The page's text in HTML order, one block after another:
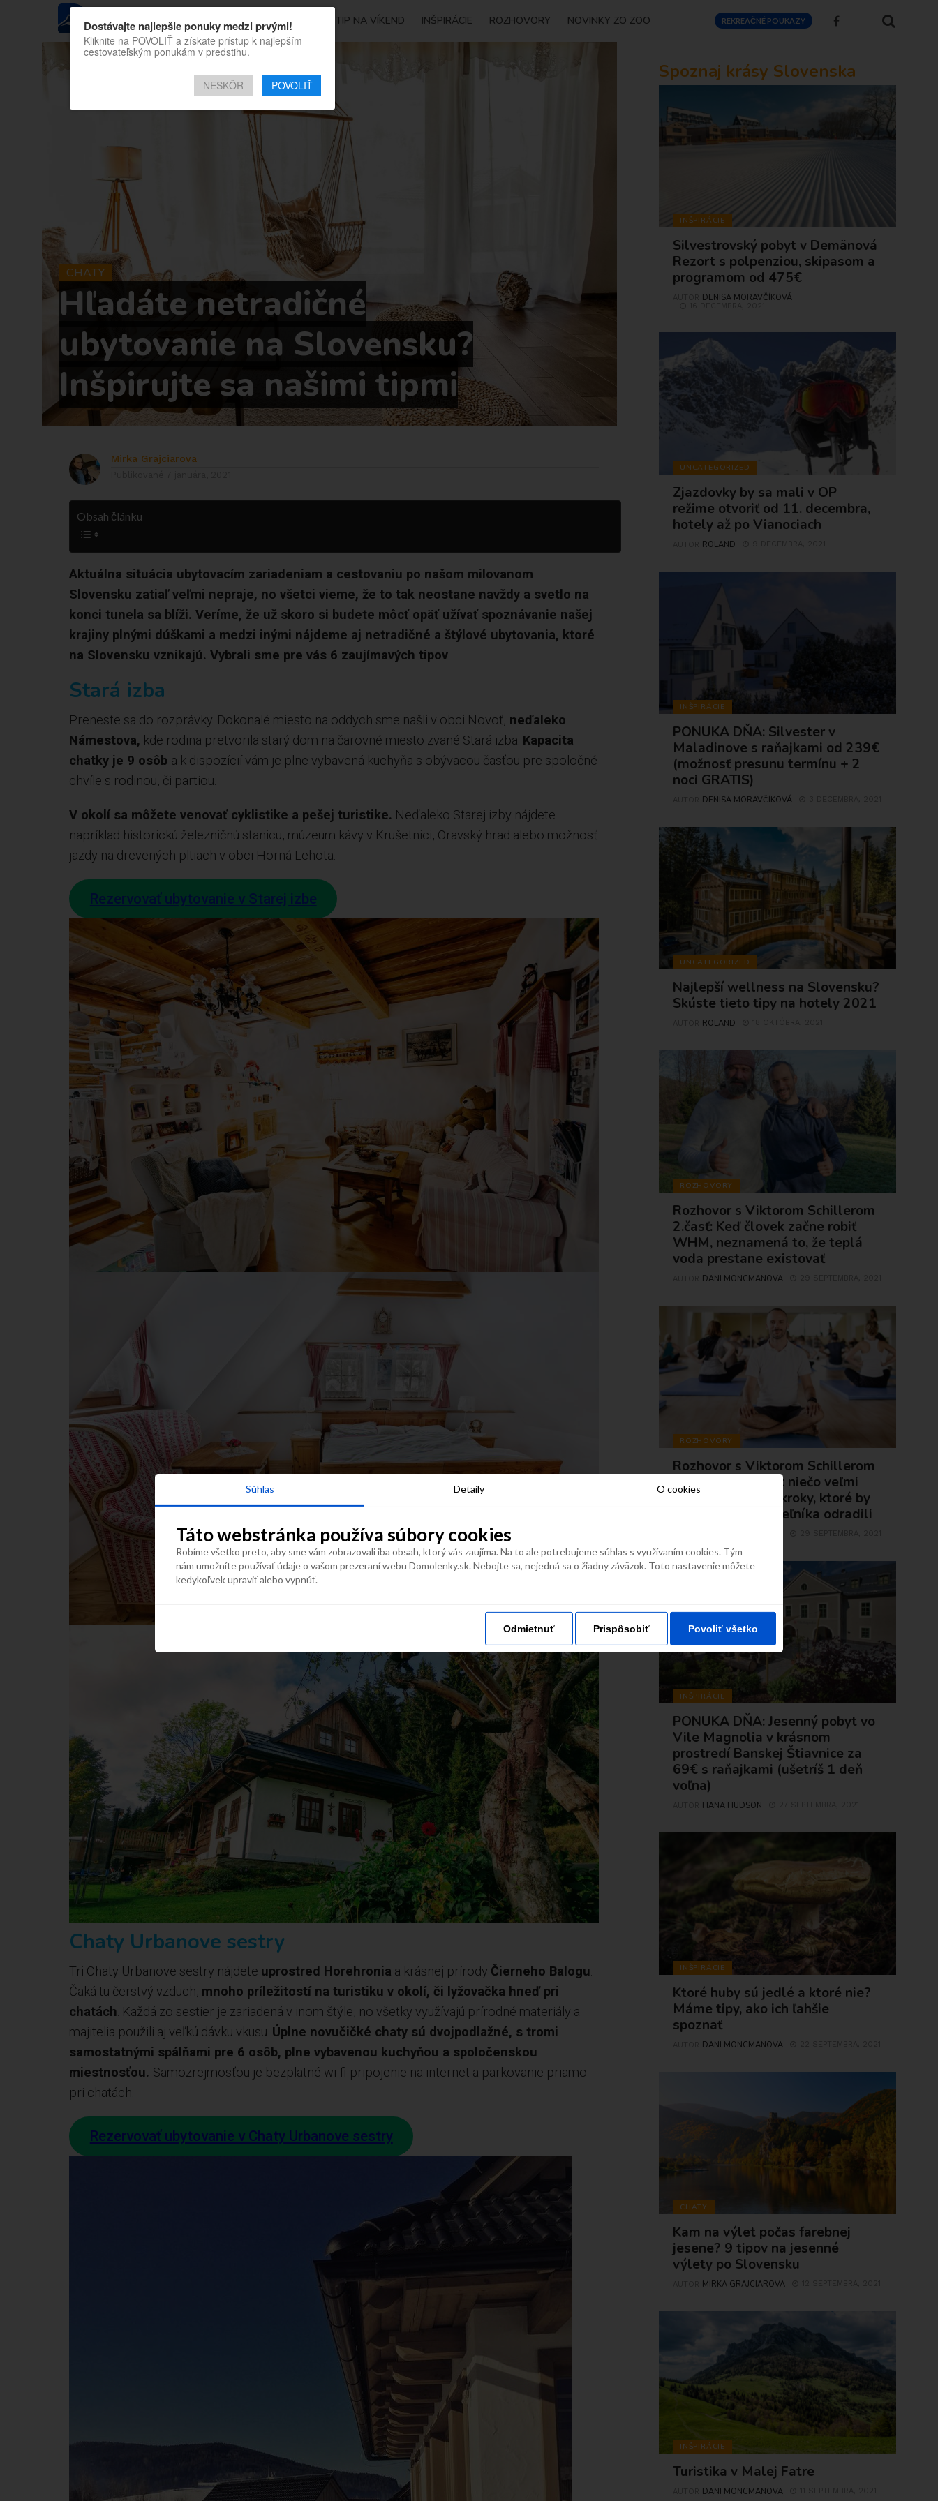
REGIÓNY TIP NA VÍKEND INŠPIRÁCIE ROZHOVORY NOVINKY ZO ZOO REKREAČNÉ POUKAZY
CHATY
Hľadáte netradičné
ubytovanie na Slovensku?
Inšpirujte sa našimi tipmi
Mirka Grajciarova
Obsah článku
Aktuálna situácia ubytovacím zariadeniam a cestovaniu po našom milovanom
Slovensku zatiaľ veľmi nepraje, no všetci vieme, že to tak neostane navždy a svetlo na
konci tunela sa blíži. Veríme, že už skoro si budete môcť opäť užívať spoznávanie našej
krajiny plnými dúškami a medzi inými nájdeme aj netradičné a štýlové ubytovania, ktoré
na Slovensku vznikajú. Vybrali sme pre vás 6 zaujímavých tipov
Stará izba
Preneste sa do rozprávky. Dokonalé miesto na oddych sme našli v obci Novoť, neďaleko
Námestova, kde rodina pretvorila starý dom na čarovné miesto zvané Stará izba. Kapacita
chatky je 9 osôb a k dispozícií vám je plne vybavená kuchyňa s obývacou časťou pre spoločné
chvíle s rodinou, či partiou.
V okolí sa môžete venovať cyklistike a pešej turistike. Neďaleko Starej izby nájdete
napríklad historickú železničnú stanicu, múzeum kávy v Krušetnici, Oravský hrad alebo možnosť
jazdy na drevených pltiach v obci Horná Lehota.
Rezervovať ubytovanie v Starej izbe
Chaty Urbanove sestry
Tri Chaty Urbanove sestry nájdete uprostred Horehronia a krásnej prírody Čierneho Balogu.
Čaká tu čerstvý vzduch, mnoho príležitostí na turistiku v okolí, či lyžovačka hneď pri
chatách. Každá zo sestier je zariadená v inom štýle, no všetky využívajú prírodné materiály a
majitelia použili aj veľkú dávku vkusu. Úplne novučičké chaty sú dvojpodlažné, s tromi
samostatnými spálňami pre 6 osôb, plne vybavenou kuchyňou a spoločenskou
miestnosťou. Samozrejmosťou je bezplatné wi-fi pripojenie na internet a parkovanie priamo
pri chatách.
Rezervovať ubytovanie v Chaty Urbanove sestry
Spoznaj krásy Slovenska
INŠPIRÁCIE
Silvestrovský pobyt v Demänová
Rezort s polpenziou, skipasom a
programom od 475€
DENISA MORAVČÍKOVÁ
UNCATEGORIZED
Zjazdovky by sa mali v OP
režime otvoriť od 11. decembra,
hotely až po Vianociach
ROLAND
INŠPIRÁCIE
PONUKA DŇA: Silvester v
Maladinove s raňajkami od 239€
(možnosť presunu termínu + 2
noci GRATIS)
DENISA MORAVČÍKOVÁ
UNCATEGORIZED
Najlepší wellness na Slovensku?
Skúste tieto tipy na hotely 2021
ROLAND
ROZHOVORY
Rozhovor s Viktorom Schillerom
2.časť: Keď človek začne robiť
WHM, neznamená to, že teplá
voda prestane existovať
DANI MONCMANOVA
ROZHOVORY
Rozhovor s Viktorom Schillerom
1.časť: Keď človek niečo veľmi
chce, musí urobiť kroky, ktoré by
normálneho smrteľníka odradili
INŠPIRÁCIE
PONUKA DŇA: Jesenný pobyt vo
Vile Magnolia v krásnom
prostredí Banskej Štiavnice za
69€ s raňajkami (ušetríš 1 deň
voľna)
HANA HUDSON
INŠPIRÁCIE
Ktoré huby sú jedlé a ktoré nie?
Máme tipy, ako ich ľahšie
spoznať
DANI MONCMANOVA
CHATY
Kam na výlet počas farebnej
jesene? 9 tipov na jesenné
výlety po Slovensku
MIRKA GRAJCIAROVA
INŠPIRÁCIE
Turistika v Malej Fatre
DANI MONCMANOVA
Súhlas Detaily O cookies
Táto webstránka používa súbory cookies
Robíme všetko preto, aby sme vám zobrazovali iba obsah, ktorý vás zaujíma. Na to ale potrebujeme súhlas s využívaním cookies. Tým
nám umožníte používať údaje o vašom prezeraní webu Domolenky.sk. Nebojte sa, nejedná sa o žiadny záväzok. Toto nastavenie môžete
kedykoľvek upraviť alebo vypnúť.
Odmietnuť Prispôsobiť Povoliť všetko
Dostávajte najlepšie ponuky medzi prvými!
Kliknite na POVOLIŤ a získate prístup k najlepším
cestovateľským ponukám v predstihu.
NESKÔR POVOLIŤ